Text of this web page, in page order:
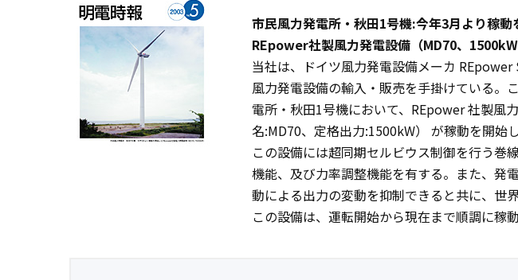
市民風力発電所・秋田1号機:今年3月より稼動
REpower社製風力発電設備（MD70、1500kW
当社は、ドイツ風力発電設備メーカ
風力発電設備の輸入・販売を手掛けている。
電所・秋田1号機において、REpower 社製風
名:MD70、定格出力:1500kW） が稼動を開始し
この設備には超同期セルビウス制御を行う巻
機能、及び力率調整機能を有する。また、発
動による出力の変動を抑制できると共に、世
この設備は、運転開始から現在まで順調に稼